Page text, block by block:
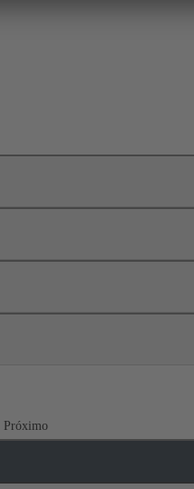
Próximo